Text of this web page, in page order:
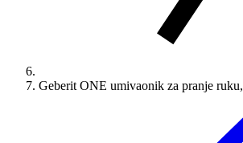
Geberit ONE umivaonik za pranje